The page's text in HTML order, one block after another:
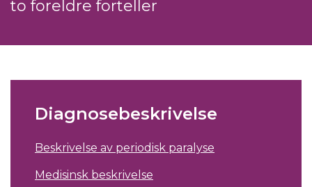
to foreldre forteller
Diagnosebeskrivelse
Beskrivelse av periodisk paralyse
Medisinsk beskrivelse